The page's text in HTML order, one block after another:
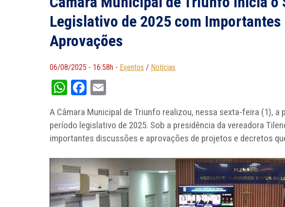
Legislativo de 2025 com
Aprovações
06/08/2025 - 16:58h - Eventos / Notícias
WhatsApp
Facebook
A Câmara Municipal de Triunfo realizou, nessa sexta-feira (1), a
período legislativo de 2025. Sob a presidência da vereadora
importantes discussões e aprovações de projetos e decretos